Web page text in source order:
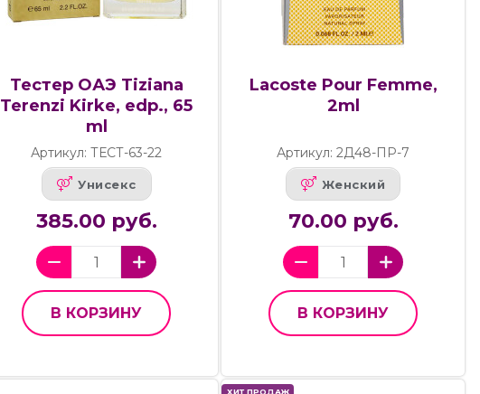
Тестер ОАЭ Tiziana
Terenzi Kirke, edp., 65
ml
Артикул: ТЕСТ-63-22
Унисекс
385.00 руб.
В КОРЗИНУ
Lacoste Pour Femme,
2ml
Артикул: 2Д48-ПР-7
Женский
70.00 руб.
В КОРЗИНУ
ХИТ ПРОДАЖ